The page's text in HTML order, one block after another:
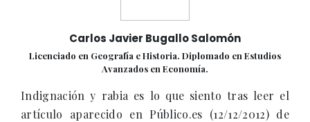
Carlos Javier Bugallo Salomón
Licenciado en Geografía e Historia. Diplomado en Estudios
Avanzados en Economía.
Indignación y rabia es lo que siento tras leer el
artículo aparecido en Público.es (12/12/2012) de